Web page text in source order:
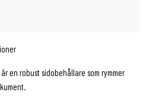
en robust sidobehållare som rymmer